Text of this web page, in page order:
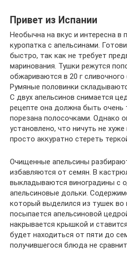
Привет из Испании
Необычна на вкус и интересна в
куропатка с апельсинами.
быстро, так как не требует
маринования. Тушки режутся
обжариваются в 20 г
Румяные половинки
С двух апельсинов снимается
рецепте она должна быть очень
порезана полосочками. Однако
установлено, что ничуть не хуже
просто аккуратно стереть
Очищенные апельсины
избавляются от семян. В
выкладываются виноградины с
апельсиновые дольки.
который выделился из тушек во
посыпается апельсиновой
накрывается крышкой и
будет находиться от пяти до
получившегося блюда не